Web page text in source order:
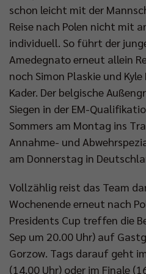
schon leicht mit der
Reise nach Polen nicht mit
individuell. So führt der
Amedegnato erneut allein
noch Simon Plaskie und
Kader. Der belgische
Siegen in der EM-
Sommers am Montag ins
Annahme- und
am Donnerstag in
Vollzählig reist das Team
Wochenende erneut nach
Presidents Cup treffen die
Sep um 20.00 Uhr) auf
Gorzow. Tags darauf geht
(14.00 Uhr) oder im Finale